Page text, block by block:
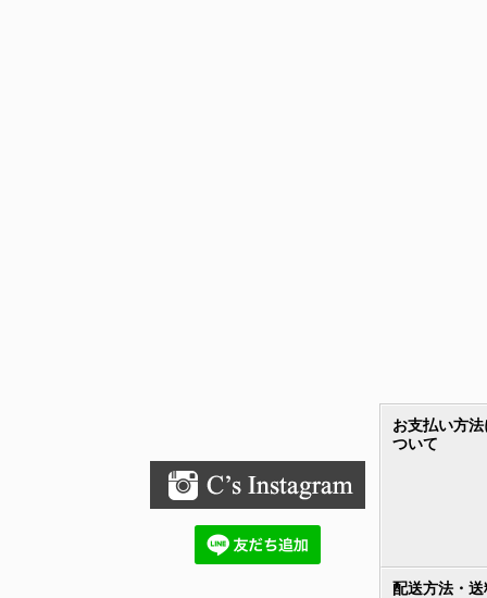
お支払い方法
ついて
配送方法・送